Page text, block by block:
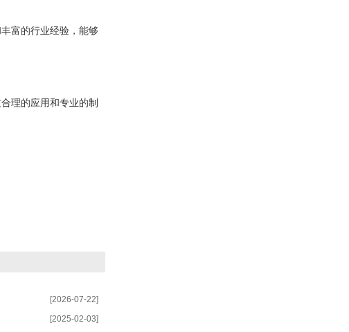
富的行业经验，能够
理的应用和专业的制
[2026-07-22]
[2025-02-03]